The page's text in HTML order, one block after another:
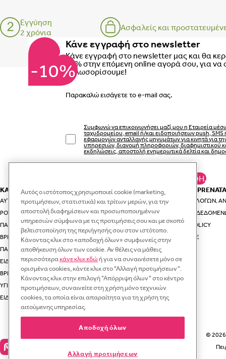
Εγγύηση
2 χρόνια
Ασφαλείς και
-10%
Κάνε εγγραφή στο newsletter
Κάνε εγγραφή στο newsletter μας και θα
10% στην επόμενη online αγορά σου, για να
καλωσορίσουμε!
Email
Συμφωνώ να επικοινωνήσει μαζί μου η Εταιρεία
ταχυδρομείου, email ή/και ειδοποιήσεων push, SMS
εφαρμογών ανταλλαγής μηνυμάτων για κινητά για
υπηρεσιών, διανομή πληροφοριών, διαφημιστικού
εκδηλώσεις, αποστολή ενημερωτικά δελτία και
ΚΆΝΕ ΕΓΓΡΑΦΉ.
ΚΑΤΗΓΟΡΙΕΣ
ΑΥΤΟΚΊΝΗΤΟ & ΤΑΞΊΔΙ
ΡΟΎΧΑ ΚΑΙ ΑΞΕΣΟΥΆΡ ΓΙΑ ΤΗ ΜΑΜΆ
ΠΑΙΔΙΚΆ ΡΟΎΧΑ
ΒΡΕΦΙΚΆ ΡΟΎΧΑ
ΠΑΙΔΙΚΆ ΠΑΠΟΎΤΣΙΑ
ΕΊΔΗ ΓΙΑ ΤΗ ΒΌΛΤΑ ΜΕ ΤΟ ΜΩΡΌ ΣΑΣ
ΒΡΕΦΙΚΆ ΚΑΙ ΠΑΙΔΙΚΆ ΕΊΔΗ ΓΙΑ ΤΟ ΣΠΊΤΙ
ΥΓΙΕΙΝΉ
ΕΊΔΗ ΦΑΓΗΤΟΎ ΓΙΑ ΜΩΡΆ
ΕΣΥ ΚΑΙ Η
ΟΔΗΓΟΊ ΕΠΙΛΟΓΏΝ,
ΠΡΟΣΤΑΣΊΑ
VIP CLUB POLICY
RECYCLE.ME
© 2026
Αυτός ο ιστότοπος χρησιμοποιεί cookie (marketing,
προτιμήσεων, στατιστικά) και τρίτων μερών, για την
αποστολή διαφημίσεων και προσωποποιημένων
υπηρεσιών σύμφωνα με τις προτιμήσεις σου και με σκοπό
βελτιστοποίηση της περιήγησής σου στον ιστότοπο.
Κάνοντας κλικ στο «αποδοχή όλων» συμφωνείς στην
αποθήκευση όλων των cookie. Αν θέλεις να μάθεις
περισσότερακάνε κλικ εδώή για να συναινέσετε μόνο σε
ορισμένα cookies, κάντε κλικ στο "Αλλαγή προτιμήσεων".
Κάνοντας κλικ στην επιλογή "Απόρριψη όλων" στο κέντρο
προτιμήσεων, συναινείτε στη χρήση μόνο τεχνικών
cookies, τα οποία είναι απαραίτητα για τη χρήση της
αιτούμενης υπηρεσίας.
Αποδοχή όλων
Αλλαγή προτιμήσεων